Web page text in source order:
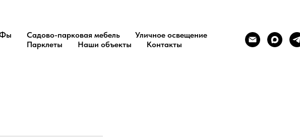
Садово-парковая мебель
Уличное освещение
Парклеты
Наши объекты Контакты